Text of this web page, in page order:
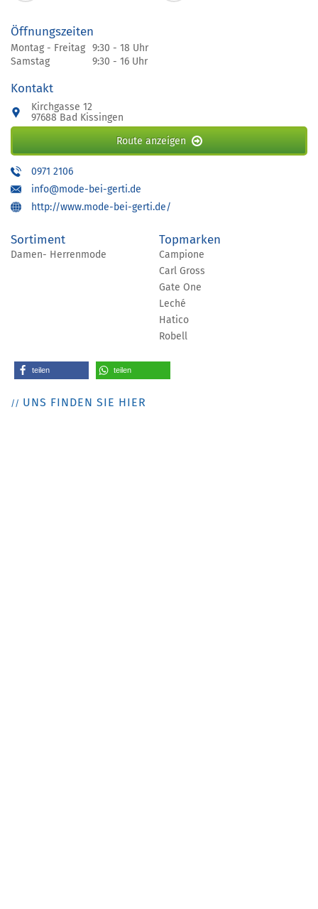
Öffnungszeiten
Montag - Freitag 9:30 - 18 Uhr
Samstag
9:30 - 16 Uhr
Kontakt
Kirchgasse 12
97688 Bad Kissingen
Route anzeigen
0971 2106
info@mode-bei-gerti.de
http://www.mode-bei-gerti.de/
Sortiment
Damen- Herrenmode
Topmarken
Campione
Carl Gross
Gate One
Leché
Hatico
Robell
teilen teilen
UNS FINDEN SIE HIER